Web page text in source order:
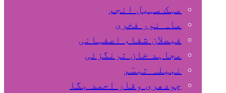
مہک سہیل انجم
ماہ نور فخری
فیصلان شفاء اصفہانی
مجاہد خان ترنگزئی
نبیلہ تبسّم
چودھری وقار احمد بگا